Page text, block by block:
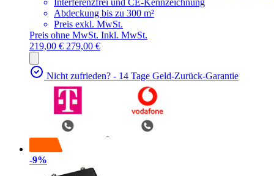
Interferenzfrei und CE-Kennzeichnung
Abdeckung bis zu 300 m²
Preis exkl. MwSt.
Preis ohne MwSt. Inkl. MwSt.
219,00 € 279,00 €
Nicht zufrieden? - 14 Tage Geld-Zurück-Garantie
-9%